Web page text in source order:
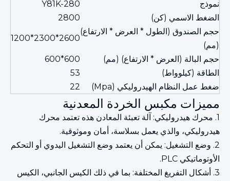
نموذج
Y81K-280
الضغط الاسمي (كن)
2800
حجم الصندوق (الطول * العرض * الارتفاع)
(مم)
2600*2300*1200
حجم البالة (العرض * الارتفاع) (مم)
600*600
الطاقة (كيلوواط)
53
ضغط عمل النظام الهيدروليكي (Mpa)
22
مميزات مكبس الخردة المعدنية
1. محرك هيدروليكي: آلة تعبئة المعادن هذه تعتمد محرك
هيدروليكي، والذي يعمل بسلاسة، أمان وموثوقية.
2. وضع التشغيل: يمكن أن يعتمد وضع التشغيل اليدوي أو التحكم
الأوتوماتيكي PLC.
3. أشكال التفريغ المختلفة: بما في ذلك الكيس الجانبي، الكيس